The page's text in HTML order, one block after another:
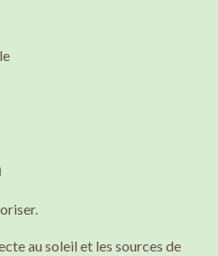
au soleil et les sources de